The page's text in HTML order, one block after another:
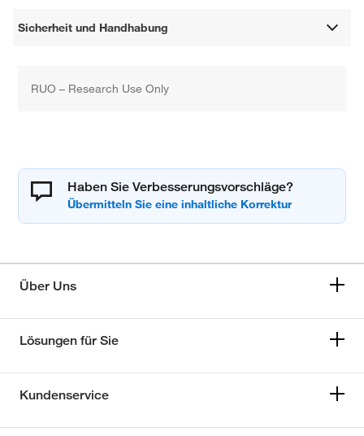
Sicherheit und Handhabung
RUO – Research Use Only
Haben Sie Verbesserungsvorschläge?
Über Uns
Lösungen für Sie
Kundenservice